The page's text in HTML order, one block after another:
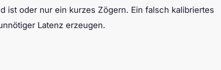
ist oder nur ein kurzes Zögern. Ein falsch kalibriertes
Latenz erzeugen.